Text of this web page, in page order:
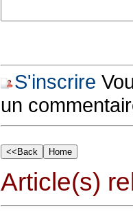
S'inscrire
un
Article(s)